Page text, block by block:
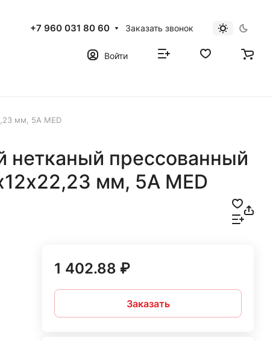
+7 960 031 80 60 Заказать звонок
Войти
мм, 5A MED
нетканый прессованный
мм, 5A MED
1 402.88 ₽
Заказать